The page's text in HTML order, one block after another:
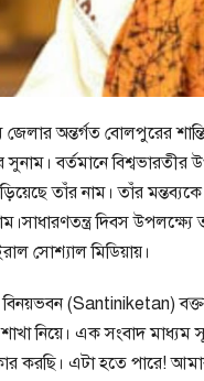
জেলার অন্তর্গত বোলপুরের
বর্তমানে বিশ্বভারতীর
তাঁর নাম। তাঁর
দিবস উপলক্ষ্যে
সোশ্যাল মিডিয়ায়।
(Santiniketan)
শাখা নিয়ে। এক সংবাদ
করছি। এটা হতে পারে! আমার